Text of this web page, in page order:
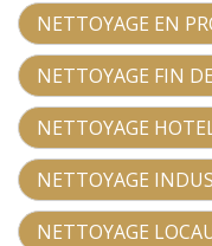
NETTOYAGE EN
NETTOYAGE FIN
NETTOYAGE
NETTOYAGE
NETTOYAGE